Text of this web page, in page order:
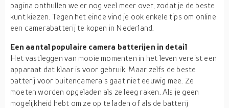
pagina onthullen we er nog veel meer over, zodat je de beste
kunt kiezen. Tegen het einde vind je ook enkele tips om online
een camerabatterij te kopen in Nederland.
Een aantal populaire camera batterijen in detail
Het vastleggen van mooie momenten in het leven vereist een
apparaat dat klaar is voor gebruik. Maar zelfs de beste
batterij voor buitencamera's gaat niet eeuwig mee. Ze
moeten worden opgeladen als ze leeg raken. Als je geen
mogelijkheid hebt om ze op te laden of als de batterij